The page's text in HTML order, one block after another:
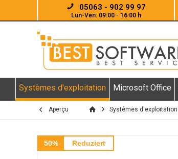
05063 - 902 99 97
Lun-Ven: 09:00 - 16:00 h
Systèmes d'exploitation Microsoft Office
Aperçu Systèmes d'exploitation
50% Reduziert